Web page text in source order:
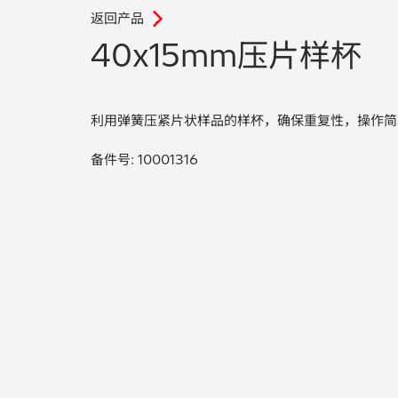
返回产品 .
40x15mm压片样杯
利用弹簧压紧片状样品的样杯，确保重复性，操作
备件号: 10001316